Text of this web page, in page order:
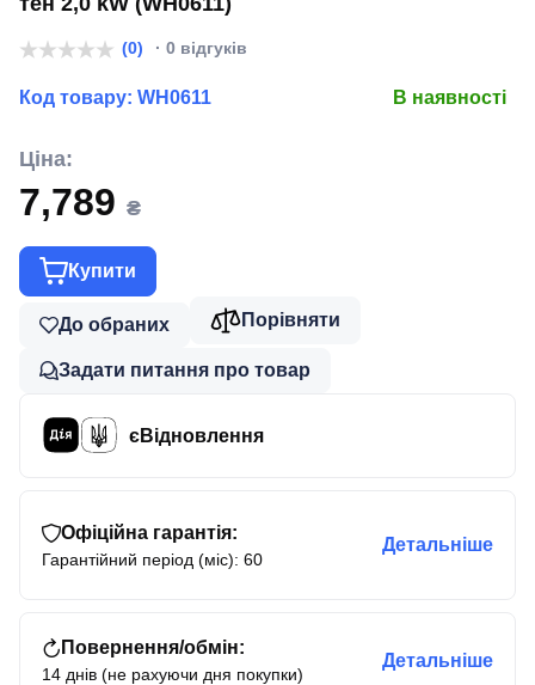
(0) · 0 відгуків
Код товару: WH0611 В наявності
Ціна:
7,789 ₴
Купити
До обраних Порівняти
Задати питання про товар
єВідновлення
Офіційна гарантія:
Гарантійний період (міс): 60
Детальніше
Повернення/обмін:
14 днів (не рахуючи дня покупки)
Детальніше